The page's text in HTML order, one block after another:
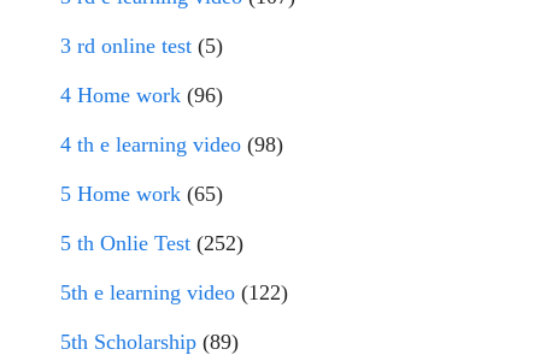
3 rd online test (5)
4 Home work (96)
4 th e learning video (98)
5 Home work (65)
5 th Onlie Test (252)
5th e learning video (122)
5th Scholarship (89)